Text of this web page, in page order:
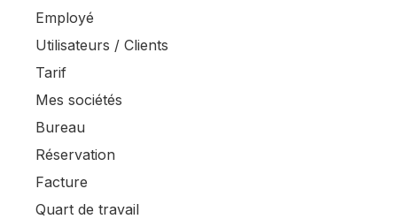
Employé
Utilisateurs / Clients
Tarif
Mes sociétés
Bureau
Réservation
Facture
Quart de travail